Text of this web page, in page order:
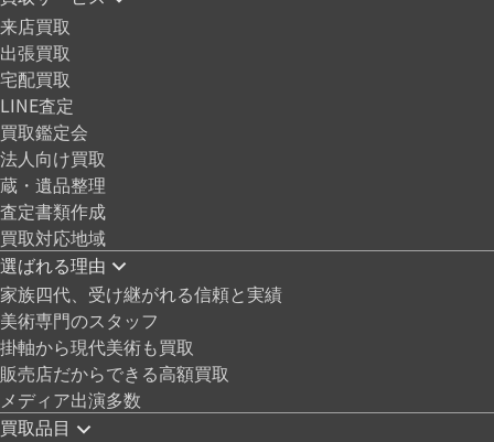
来店買取
出張買取
宅配買取
LINE査定
買取鑑定会
法人向け買取
蔵・遺品整理
査定書類作成
買取対応地域
選ばれる理由
家族四代、受け継がれる信頼と実績
美術専門のスタッフ
掛軸から現代美術も買取
販売店だからできる高額買取
メディア出演多数
買取品目